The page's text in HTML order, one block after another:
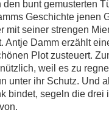
den bunt gemusterten
Geschichte jenen
mit seiner strengen
Antje Damm erzählt
Plot zusteuert.
weil es zu
unter ihr Schutz. Und
bindet, segeln die